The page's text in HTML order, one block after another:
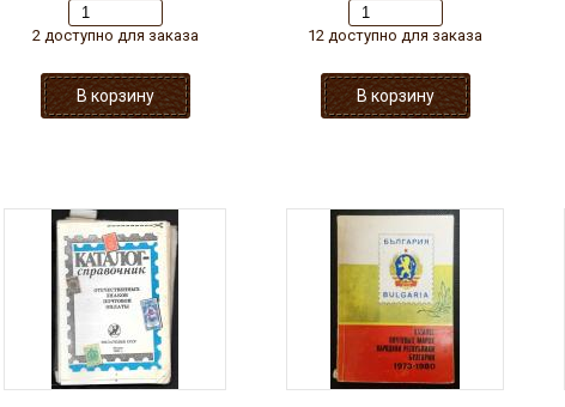
2 доступно для заказа 12 доступно для заказа